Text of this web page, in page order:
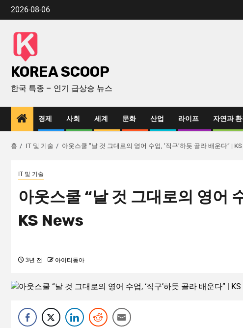
2026-08-06
KOREA SCOOP
한국 특종 – 인기 급상승 뉴스
경제 사회 세계 문화 산업 라이프 자연과
홈 IT 및 기술 아웃스쿨 “날 것 그대로의 영어 수업, ‘직구’하듯 골라 배운다” |
IT 및 기술
아웃스쿨 “날 것 그대로의 영어
KS News
3년 전 아이티동아